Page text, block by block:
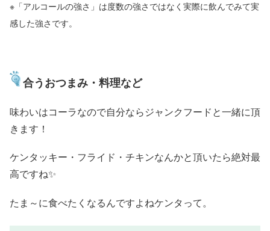
※「アルコールの強さ」は度数の強さではなく実際に飲んでみて実
感した強さです。
合うおつまみ・料理など
味わいはコーラなので自分ならジャンクフードと一緒に頂
きます！
ケンタッキー・フライド・チキンなんかと頂いたら絶対最
高ですね✨
たま～に食べたくなるんですよねケンタって。